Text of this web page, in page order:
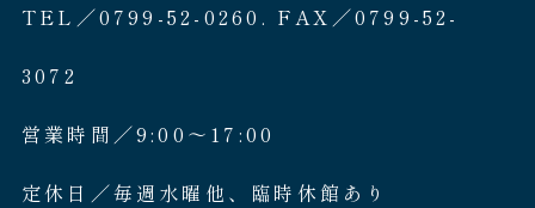
TEL／0799-52-0260. FAX／0799-52-
3072
営業時間／9:00〜17:00
定休日／毎週水曜他、臨時休館あり